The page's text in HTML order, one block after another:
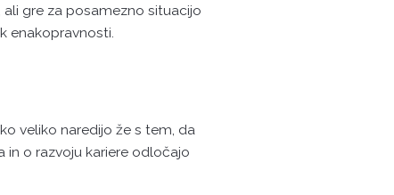
gre za posamezno situacijo
enakopravnosti.
veliko naredijo že s tem, da
in o razvoju kariere odločajo